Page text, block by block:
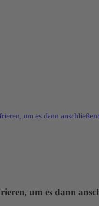
um es dann
um es dann